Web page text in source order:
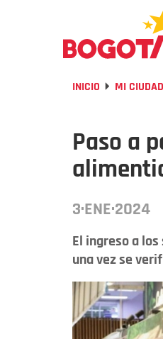
INICIO MI CIUDAD
Paso a
3·ENE·2024
El ingreso a
una vez se